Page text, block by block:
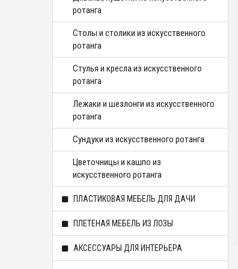
ротанга
Столы и столики из искусственного
ротанга
Стулья и кресла из искусственного
ротанга
Лежаки и шезлонги из искусственного
ротанга
Сундуки из искусственного ротанга
Цветочницы и кашпо из
искусственного ротанга
ПЛАСТИКОВАЯ МЕБЕЛЬ ДЛЯ ДАЧИ
ПЛЕТЕНАЯ МЕБЕЛЬ ИЗ ЛОЗЫ
АКСЕССУАРЫ ДЛЯ ИНТЕРЬЕРА